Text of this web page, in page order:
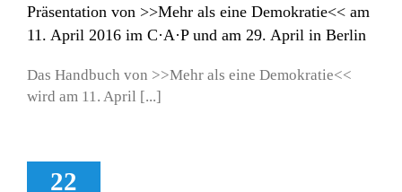
Präsentation von >>Mehr als eine Demokratie<< am
11. April 2016 im C·A·P und am 29. April in Berlin
Das Handbuch von >>Mehr als eine Demokratie<<
wird am 11. April [...]
22